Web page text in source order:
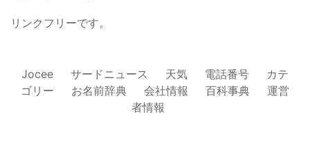
リンクフリーです。
Jocee サードニュース 天気 電話番号
カテ
ゴリー
お名前辞典 会社情報 百科事典
運営
者情報